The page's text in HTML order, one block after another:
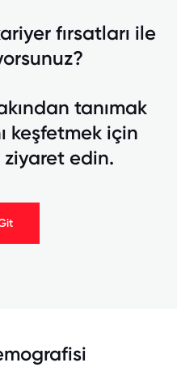
fırsatları ile
tanımak
keşfetmek için
ziyaret edin.